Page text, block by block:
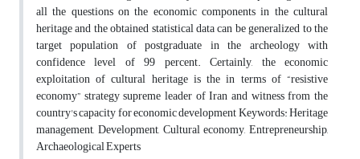
all the questions on the economic components in the cultural
heritage and the obtained statistical data can be generalized to the
target population of postgraduate in the archeology with
confidence level of 99 percent. Certainly, the economic
exploitation of cultural heritage is the in terms of “resistive
economy” strategy supreme leader of Iran and witness from the
country's capacity for economic development Keywords: Heritage
management, Development, Cultural economy, Entrepreneurship,
Archaeological Experts